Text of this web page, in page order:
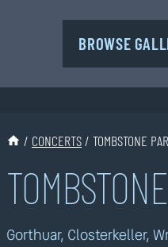
BROWSE
/ CONCERTS/ TOMBSTONE
Gorthuar, Closterkeller,